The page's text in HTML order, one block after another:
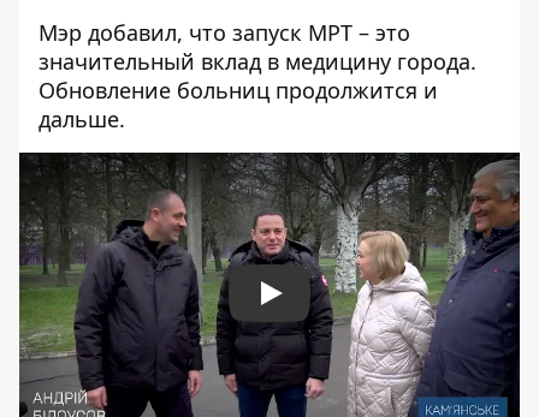
Мэр добавил, что запуск МРТ – это
значительный вклад в медицину города.
Обновление больниц продолжится и
дальше.
Play